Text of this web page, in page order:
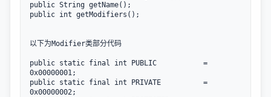
public String getName();
public int getModifiers();
以下为Modifier类部分代码
public static final int PUBLIC           =
0x00000001;
public static final int PRIVATE          =
0x00000002;